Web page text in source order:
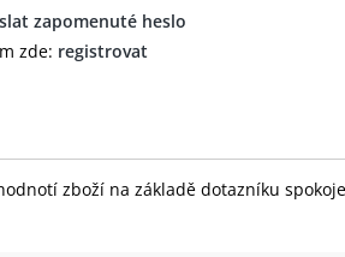
zapomenuté heslo
zde: registrovat
zboží na základě dotazníku